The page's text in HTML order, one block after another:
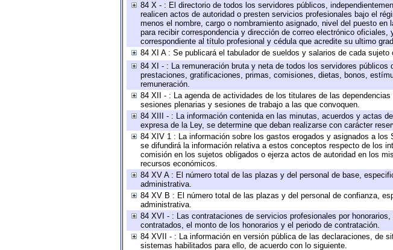
84 X - : El directorio de todos los servidores públicos,
realicen actos de autoridad o presten servicios profesionales bajo el
menos el nombre, cargo o nombramiento asignado, nivel del puesto
para recibir correspondencia y dirección de correo electrónico
correspondiente al título profesional y cédula que acredite su ultimo
84 XI A : Se publicará el tabulador de sueldos y salarios de cada
84 XI - : La remuneración bruta y neta de todos los servidores
prestaciones, gratificaciones, primas, comisiones, dietas, bonos,
remuneración.
84 XII - : La agenda de actividades de los titulares de las
sesiones plenarias y sesiones de trabajo a las que convoquen.
84 XIII - : La información contenida en las minutas, acuerdos y actas
expresa de la Ley, se determine que deban realizarse con carácter
84 XIV 1 : La información sobre los gastos erogados y asignados a
se difundirá la información relativa a estos conceptos respecto de los
comisión en los sujetos obligados o ejerza actos de autoridad en los
recursos económicos.
84 XV A : El número total de las plazas y del personal de base,
administrativa.
84 XV B : El número total de las plazas y del personal de confianza,
administrativa.
84 XVI - : Las contrataciones de servicios profesionales por
contratados, el monto de los honorarios y el periodo de contratación.
84 XVII - : La información en versión pública de las declaraciones, de
sistemas habilitados para ello, de acuerdo con lo siguiente.